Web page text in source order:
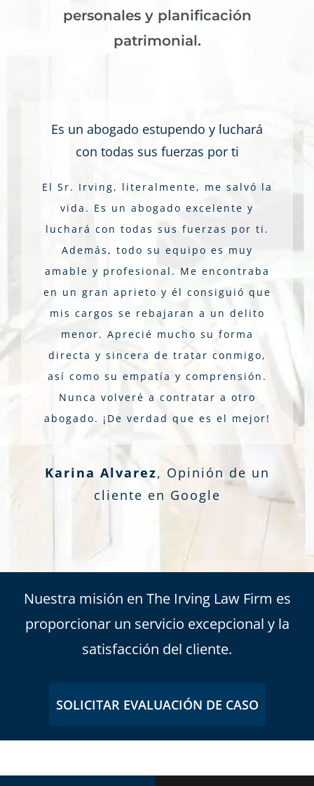
personales y planificación
patrimonial.
Es un abogado estupendo y luchará
con todas sus fuerzas por ti
El Sr. Irving, literalmente, me salvó la
vida. Es un abogado excelente y
luchará con todas sus fuerzas por ti.
Además, todo su equipo es muy
amable y profesional. Me encontraba
en un gran aprieto y él consiguió que
mis cargos se rebajaran a un delito
menor. Aprecié mucho su forma
directa y sincera de tratar conmigo,
así como su empatía y comprensión.
Nunca volveré a contratar a otro
abogado. ¡De verdad que es el mejor!
Karina Alvarez, Opinión de un
cliente en Google
Nuestra misión en The Irving Law Firm es
proporcionar un servicio excepcional y la
satisfacción del cliente.
SOLICITAR EVALUACIÓN DE CASO